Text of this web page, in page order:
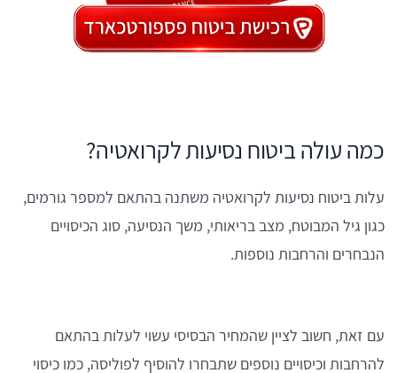
כמה עולה ביטוח נסיעות לקרואטיה?
עלות ביטוח נסיעות לקרואטיה משתנה בהתאם למספר גורמים,
כגון גיל המבוטח, מצב בריאותי, משך הנסיעה, סוג הכיסויים
הנבחרים והרחבות נוספות.
עם זאת, חשוב לציין שהמחיר הבסיסי עשוי לעלות בהתאם
להרחבות וכיסויים נוספים שתבחרו להוסיף לפוליסה, כמו כיסוי